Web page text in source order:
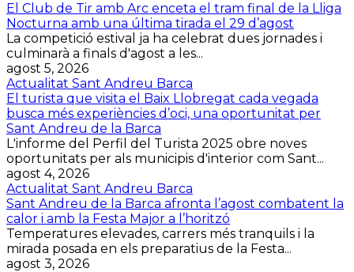
El Club de Tir amb Arc enceta el tram final de la Lliga
Nocturna amb una última tirada el 29 d’agost
La competició estival ja ha celebrat dues jornades i
culminarà a finals d'agost a les...
agost 5, 2026
Actualitat Sant Andreu Barca
El turista que visita el Baix Llobregat cada vegada
busca més experiències d’oci, una oportunitat per
Sant Andreu de la Barca
L'informe del Perfil del Turista 2025 obre noves
oportunitats per als municipis d'interior com Sant...
agost 4, 2026
Actualitat Sant Andreu Barca
Sant Andreu de la Barca afronta l’agost combatent la
calor i amb la Festa Major a l’horitzó
Temperatures elevades, carrers més tranquils i la
mirada posada en els preparatius de la Festa...
agost 3, 2026